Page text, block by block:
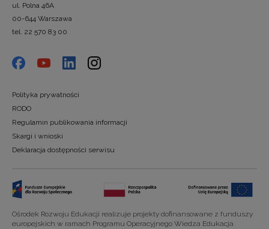
ul. Polna 46A
00-644 Warszawa
tel. 22 570 83 00
Polityka prywatności
RODO
Regulamin publikowania informacji
Skargi i wnioski
Deklaracja dostępności serwisu
Ośrodek Rozwoju Edukacji realizuje projekty dofinansowane z funduszy
europejskich w ramach Programu Operacyjnego Wiedza Edukacja